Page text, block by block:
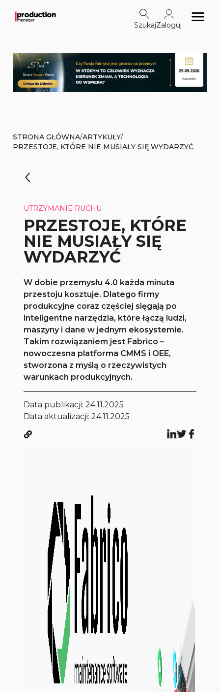
SzukajZaloguj
STRONA GŁÓWNA/ARTYKUŁY/
PRZESTOJE, KTÓRE NIE MUSIAŁY SIĘ WYDARZYĆ
UTRZYMANIE RUCHU
PRZESTOJE, KTÓRE
NIE MUSIAŁY SIĘ
WYDARZYĆ
W dobie przemysłu 4.0 każda minuta
przestoju kosztuje. Dlatego firmy
produkcyjne coraz częściej sięgają po
inteligentne narzędzia, które łączą ludzi,
maszyny i dane w jednym ekosystemie.
Takim rozwiązaniem jest Fabrico –
nowoczesna platforma CMMS i OEE,
stworzona z myślą o rzeczywistych
warunkach produkcyjnych.
Data publikacji:24.11.2025
Data aktualizacji: 24.11.2025